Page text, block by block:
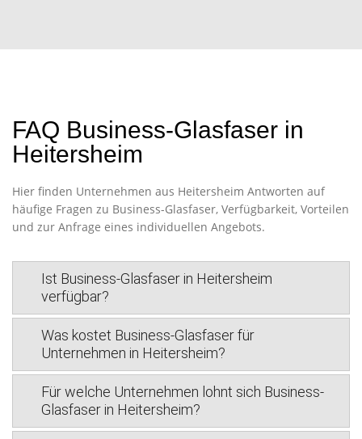
FAQ Business-Glasfaser in
Heitersheim
Hier finden Unternehmen aus Heitersheim Antworten auf
häufige Fragen zu Business-Glasfaser, Verfügbarkeit, Vorteilen
und zur Anfrage eines individuellen Angebots.
Ist Business-Glasfaser in Heitersheim
verfügbar?
Was kostet Business-Glasfaser für
Unternehmen in Heitersheim?
Für welche Unternehmen lohnt sich Business-
Glasfaser in Heitersheim?